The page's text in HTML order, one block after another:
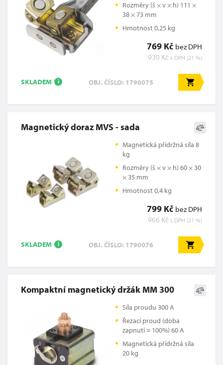
Rozměry (š × v × h) 111 ×
38 × 73 mm
Hmotnost 0,25 kg
769 Kč bez DPH
930 Kč s DPH (21 %)
SKLADEM i OBJ. ČÍSLO: 1790075
Magnetický doraz MVS - sada
Magnetická přídržná síla 8
kg
Rozměry (š × v × h) 60 × 30
× 35 mm
Hmotnost 0,4 kg
799 Kč bez DPH
966 Kč s DPH (21 %)
SKLADEM i OBJ. ČÍSLO: 1790076
Kompaktní magnetický držák MM 300
Síla proudu 300 A
Řezací proud (doba
zapnutí = 100%) 60 A
Magnetická přídržná síla
20 kg